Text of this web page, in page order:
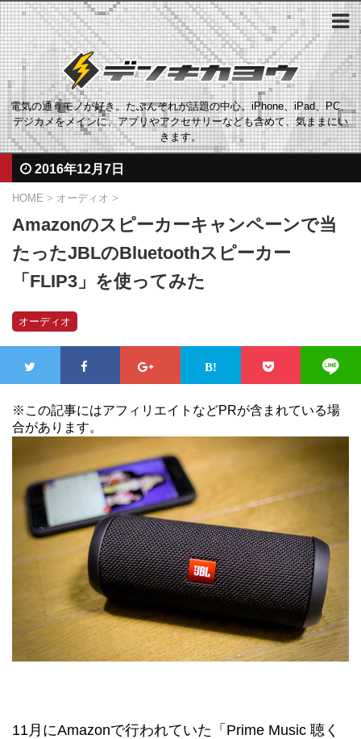
電気の通うモノが好き。たぶんそれが話題の中心。iPhone、iPad、PC、
デジカメをメインに、アプリやアクセサリーなども含めて、気ままにい
きます。
2016年12月7日
HOME > オーディオ >
Amazonのスピーカーキャンペーンで当
たったJBLのBluetoothスピーカー
「FLIP3」を使ってみた
オーディオ
※この記事にはアフィリエイトなどPRが含まれている場
合があります。
11月にAmazonで行われていた「Prime Music 聴く